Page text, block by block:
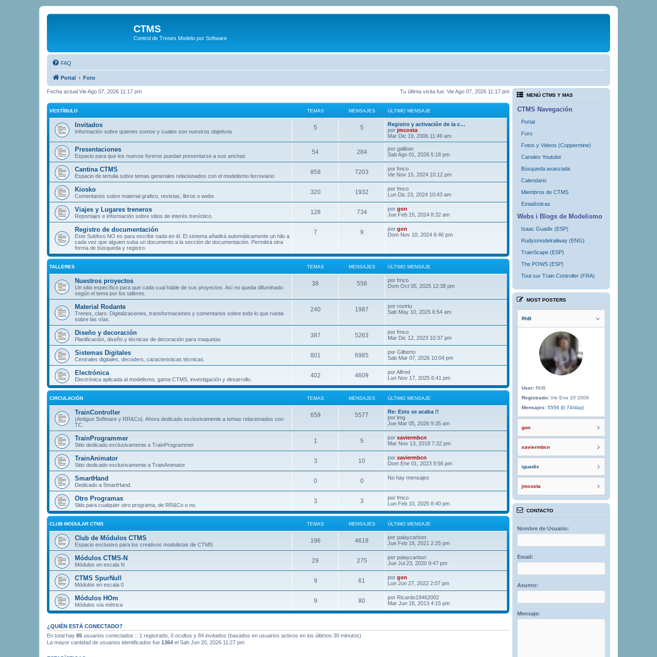
CTMS
Control de Trenes Modelo por Software
FAQ
Portal Foro
Tu última visita fue: Vie Ago 07, 2026 11:17 pm
Fecha actual Vie Ago 07, 2026 11:17 pm
VESTÍBULO TEMAS MENSAJES ÚLTIMO MENSAJE
Invitados
Información sobre quienes somos y cuales son nuestros objetivos
5 5
Registro y activación de la c…
por jmcosta
Mar Dic 19, 2006 11:49 am
Presentaciones
Espacio para que los nuevos foreros puedan presentarse a sus anchas
54 284 por galiban
Sab Ago 01, 2026 5:18 pm
Cantina CTMS
Espacio de tertulia sobre temas generales relacionados con el modelismo ferroviario
858 7203 por fmco
Vie Nov 15, 2024 10:12 pm
Kiosko
Comentarios sobre material grafico, revistas, libros o webs
320 1932 por fmco
Lun Dic 23, 2024 10:43 am
Viajes y Lugares treneros
Reportajes e información sobre sitios de interés trenístico.
128 734 por gon
Jue Feb 15, 2024 8:32 am
Registro de documentación
Este Subforo NO es para escribir nada en él. El sistema añadirá automáticamente un hilo a
cada vez que alguien suba un documento a la sección de documentación. Permitirá otra
forma de búsqueda y registro.
7 9 por gon
Dom Nov 10, 2024 6:46 pm
TALLERES TEMAS MENSAJES ÚLTIMO MENSAJE
Nuestros proyectos
Un sitio específico para que cada cual hable de sus proyectos. Así no queda difuminado
según el tema por los talleres.
38 556 por fmco
Dom Oct 05, 2025 12:38 pm
Material Rodante
Trenes, claro. Digitalizaciones, transformaciones y comentarios sobre todo lo que rueda
sobre las vías.
240 1987 por rovirtu
Sab May 10, 2025 6:54 am
Diseño y decoración
Planificación, diseño y técnicas de decoración para maquetas
387 5263 por fmco
Mar Dic 12, 2023 10:37 pm
Sistemas Digitales
Centrales digitales, decoders, caracteristicas técnicas.
801 6985 por Gilberto
Sab Mar 07, 2026 10:04 pm
Electrónica
Electrónica aplicada al modelismo, gama CTMS, investigación y desarrollo.
402 4609 porAlfred
Lun Nov 17, 2025 6:41 pm
CIRCULACIÓN TEMAS MENSAJES ÚLTIMO MENSAJE
TrainController
(Antiguo Software y RR&Co). Ahora dedicado exclusivamente a temas relacionados con
TC.
659 5577
Re: Esto se acaba !!
por lmg
Jue Mar 05, 2026 9:35 am
TrainProgrammer
Sitio dedicado exclusivamente a TrainProgrammer
1 5 por xaviermbcn
Mar Nov 13, 2018 7:32 pm
TrainAnimator
Sitio dedicado exclusivamente a TrainAnimator
3 10 por xaviermbcn
Dom Ene 01, 2023 9:56 pm
SmartHand
Dedicado a SmartHand.
0 0 No hay mensajes
Otro Programas
Sitio para cualquier otro programa, de RR&Co o no.
3 3 por fmco
Lun Feb 10, 2025 8:40 pm
CLUB MODULAR CTMS TEMAS MENSAJES ÚLTIMO MENSAJE
Club de Módulos CTMS
Espacio exclusivo para los creativos modulistas de CTMS
196 4618 por palaycarbon
Jue Feb 18, 2021 2:25 pm
Módulos CTMS-N
Módulos en escala N
29 275 por palaycarbon
Jue Jul 23, 2020 9:47 pm
CTMS SpurNull
Módulos en escala 0
9 61 por gon
Lun Jun 27, 2022 2:07 pm
Módulos HOm
Módulos vía métrica
9 80 por Ricardo19462002
Mar Jun 18, 2013 4:15 pm
¿QUIÉN ESTÁ CONECTADO?
En total hay 85 usuarios conectados :: 1 registrado, 0 ocultos y 84 invitados (basados en usuarios activos en los últimos 30 minutos)
La mayor cantidad de usuarios identificados fue 1364 el Sab Jun 20, 2026 11:27 pm
MENÚ CTMS Y MAS
CTMS Navegación
Portal
Foro
Fotos y Videos (Coppermine)
Canales Youtube
Búsqueda avanzada
Calendario
Miembros de CTMS
Estadísticas
Webs i Blogs de Modelismo
Isaac Guadix (ESP)
Rudysmodelrailway (ENG)
TrainScape (ESP)
The POWS (ESP)
Tout sur Train Controller (FRA)
MOST POSTERS
RhB
User: RhB
Registrado: Vie Ene 20 2006
Mensajes: 5556 (0.74/day)
gon
xaviermbcn
iguadix
jmcosta
CONTACTO
Nombre de Usuario:
Email:
Asunto:
Mensaje: